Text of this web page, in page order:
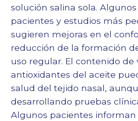
solución salina sola.
pacientes y estudios más
sugieren mejoras en el
reducción de la formación
uso regular. El contenido de
antioxidantes del aceite
salud del tejido nasal,
desarrollando pruebas
Algunos pacientes